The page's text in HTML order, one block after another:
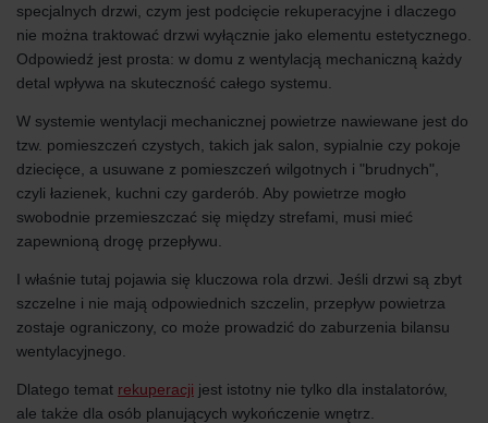
specjalnych drzwi, czym jest podcięcie rekuperacyjne i dlaczego
nie można traktować drzwi wyłącznie jako elementu estetycznego.
Odpowiedź jest prosta: w domu z wentylacją mechaniczną każdy
detal wpływa na skuteczność całego systemu.
W systemie wentylacji mechanicznej powietrze nawiewane jest do
tzw. pomieszczeń czystych, takich jak salon, sypialnie czy pokoje
dziecięce, a usuwane z pomieszczeń wilgotnych i "brudnych",
czyli łazienek, kuchni czy garderób. Aby powietrze mogło
swobodnie przemieszczać się między strefami, musi mieć
zapewnioną drogę przepływu.
I właśnie tutaj pojawia się kluczowa rola drzwi. Jeśli drzwi są zbyt
szczelne i nie mają odpowiednich szczelin, przepływ powietrza
zostaje ograniczony, co może prowadzić do zaburzenia bilansu
wentylacyjnego.
Dlatego temat rekuperacji jest istotny nie tylko dla instalatorów,
ale także dla osób planujących wykończenie wnętrz.